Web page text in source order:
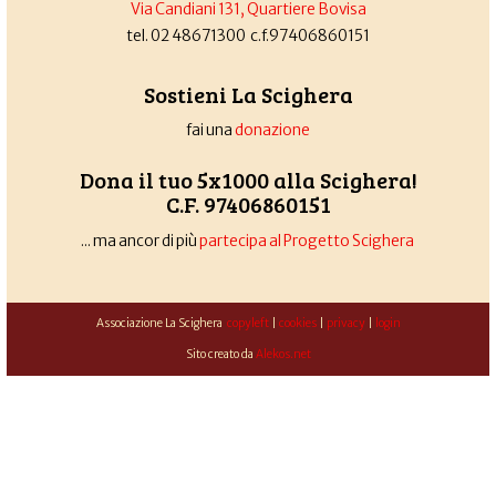
Via Candiani 131, Quartiere Bovisa
tel. 02 48671300 c.f.97406860151
Sostieni La Scighera
fai unadonazione
Dona il tuo 5x1000 alla Scighera!
C.F. 97406860151
... ma ancor di piùpartecipa al Progetto Scighera
Associazione La Scighera copyleft| cookies| privacy| login
Sito creato da Alekos.net